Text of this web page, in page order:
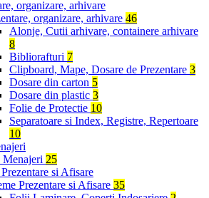
organizare, arhivare 46
Alonje, Cutii arhivare, containere arhivare
8
Bibliorafturi 7
Clipboard, Mape, Dosare de Prezentare 3
Dosare din carton 5
Dosare din plastic 3
Folie de Protectie 10
Separatoare si Index, Registre, Repertoare
10
Menajeri 25
Prezentare si Afisare 35